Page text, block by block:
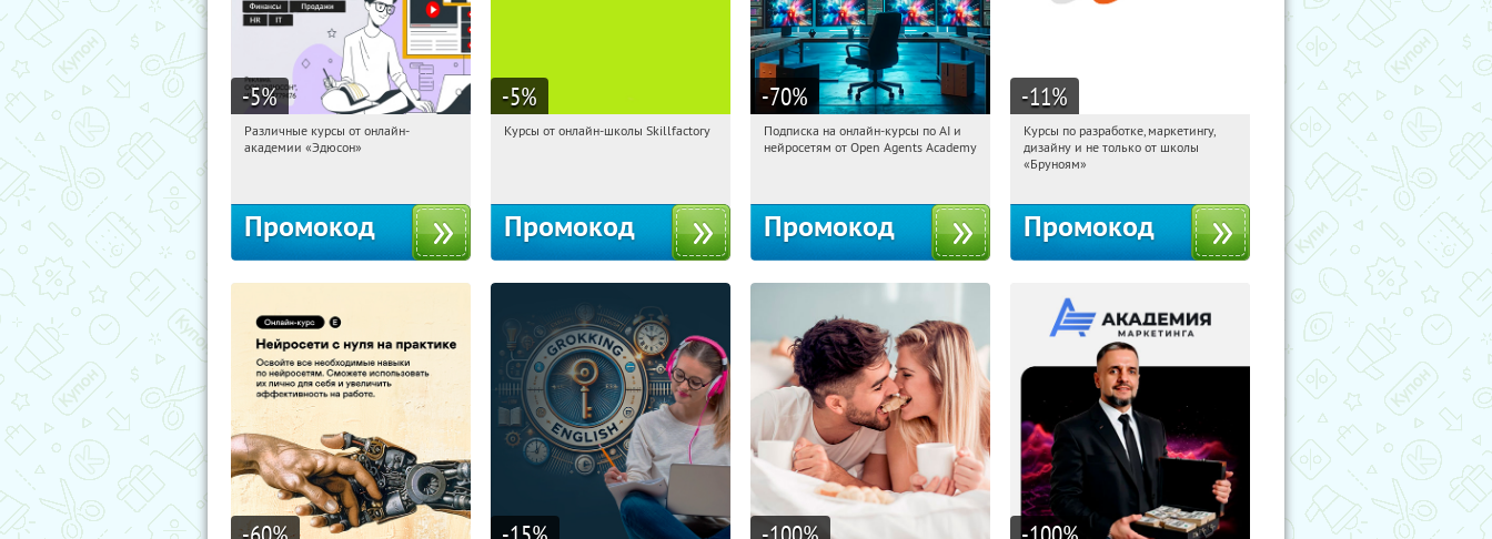
-5%
16:23:15 Получили:
Различные курсы от онлайн-
академии «Эдюсон»
Промокод
-5%
16:23:15
Получи первым!
Курсы от онлайн-школы Skillfactory
Промокод
-70%
16:23:15 Получили:
Подписка на онлайн-курсы по AI и
нейросетям от Open Agents Academy
Промокод
-11%
16:23:15
Получи первым!
Россия
Курсы по разработке, маркетингу,
дизайну и не только от школы
«Бруноям»
Промокод